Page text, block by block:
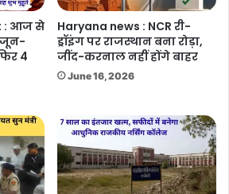
: आज से
जून-
4
Haryana news : NCR री-
ड्रॉइंग पर राजस्थान बना रोड़ा,
जींद-करनाल नहीं होंगे बाहर
June 16, 2026